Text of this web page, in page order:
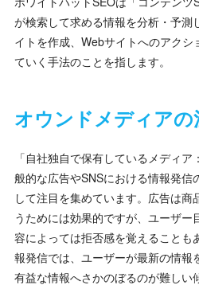
が検索して求める情報を分析・予測
イトを作成、Webサイトへのアク
ていく手法のことを指します。
オウンドメディアの
「自社独自で保有しているメディ
般的な広告やSNSにおける情報発信
して注目を集めています。広告は商
うためには効果的ですが、ユーザー
容によっては拒否感を覚えることも
報発信では、ユーザーが最新の情報
有益な情報へさかのぼるのが難しい